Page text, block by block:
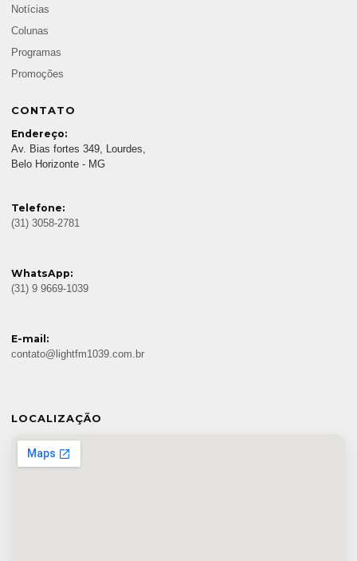
Notícias
Colunas
Programas
Promoções
CONTATO
Endereço:
Av. Bias fortes 349, Lourdes,
Belo Horizonte - MG
Telefone:
(31) 3058-2781
WhatsApp:
(31) 9 9669-1039
E-mail:
contato@lightfm1039.com.br
LOCALIZAÇÃO